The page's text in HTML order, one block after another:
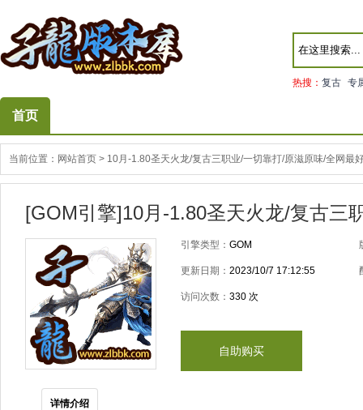
热搜： 复古 专
首页
当前位置： 网站首页 > 10月-1.80圣天火龙/复古三职业/一切靠打/原滋原味/全网最
[GOM引擎]10月-1.80圣天火龙/复古三
引擎类型： GOM
更新日期： 2023/10/7 17:12:55
访问次数： 330 次
自助购买
详情介绍